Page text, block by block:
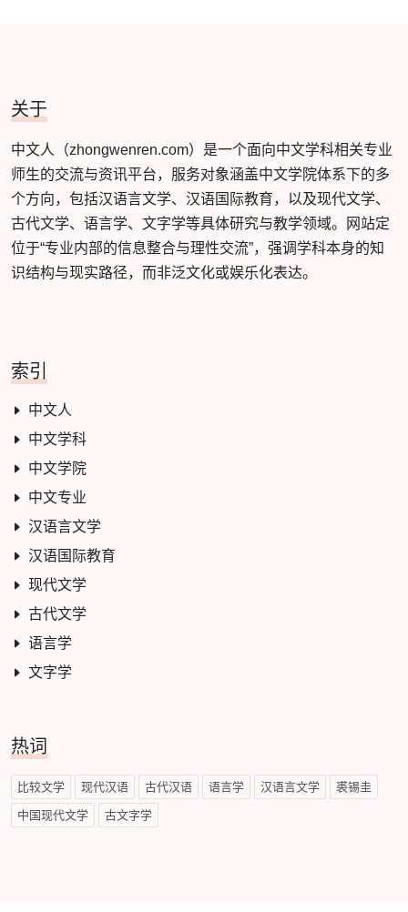
关于
中文人（zhongwenren.com）是一个面向中文学科相关专业
师生的交流与资讯平台，服务对象涵盖中文学院体系下的多
个方向，包括汉语言文学、汉语国际教育，以及现代文学、
古代文学、语言学、文字学等具体研究与教学领域。网站定
位于“专业内部的信息整合与理性交流”，强调学科本身的知
识结构与现实路径，而非泛文化或娱乐化表达。
索引
中文人
中文学科
中文学院
中文专业
汉语言文学
汉语国际教育
现代文学
古代文学
语言学
文字学
热词
比较文学 现代汉语 古代汉语 语言学 汉语言文学 裘锡圭
中国现代文学 古文字学